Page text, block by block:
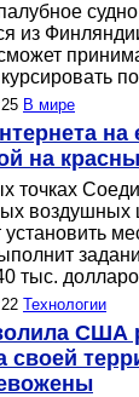
из
В мире
на
на
точках
воздушных
тыс.
Технологии
США
своей